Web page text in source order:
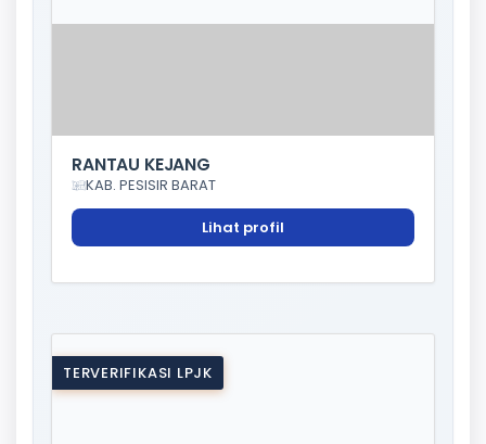
RANTAU KEJANG
KAB. PESISIR BARAT
Lihat profil
TERVERIFIKASI LPJK